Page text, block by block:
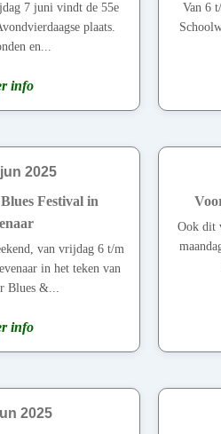
7 juni vindt de 55e
plaats.
en...
info
Van 6
2025
Festival in
van vrijdag 6 t/m
in het teken van
Blues &...
info
Ook dit
2025